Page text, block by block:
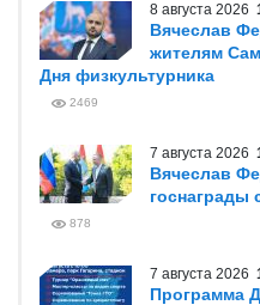
8 августа 2026
Вячеслав
жителям
Дня физкультурника
2469
7 августа 2026
Вячеслав
госнаграды
878
7 августа 2026
Программа